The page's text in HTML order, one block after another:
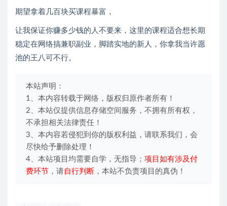
期望拿着几百块买课程暴富，
让我保证你赚多少钱的人不要来，这里的课程适合想长期
稳定在网络搞兼职副业，脚踏实地的新人，你拿我当许愿
池的王八可不行。
本站声明：
1、本内容转载于网络，版权归原作者所有！
2、本站仅提供信息存储空间服务，不拥有所有权，
不承担相关法律责任！
3、本内容若侵犯到你的版权利益，请联系我们，会
尽快给予删除处理！
4、本站项目均需要自学，无指导； 项目如有涉及付
费环节 ，请自行判断 ，本站不负责项目的真伪！